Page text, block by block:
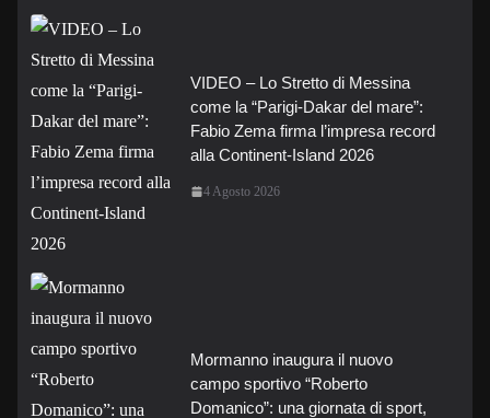
VIDEO – Lo Stretto di Messina
come la “Parigi-Dakar del mare”:
Fabio Zema firma l’impresa record
alla Continent-Island 2026
4 Agosto 2026
Mormanno inaugura il nuovo
campo sportivo “Roberto
Domanico”: una giornata di sport,